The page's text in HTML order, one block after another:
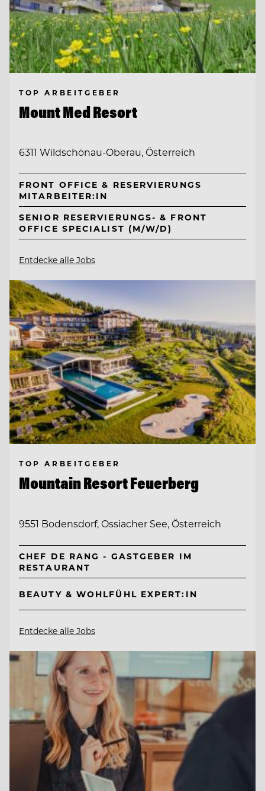
TOP ARBEITGEBER
Mount Med Resort
6311 Wildschönau-Oberau, Österreich
FRONT OFFICE & RESERVIERUNGS
MITARBEITER:IN
SENIOR RESERVIERUNGS- & FRONT
OFFICE SPECIALIST (M/W/D)
Entdecke alle Jobs
TOP ARBEITGEBER
Mountain Resort Feuerberg
9551 Bodensdorf, Ossiacher See, Österreich
CHEF DE RANG - GASTGEBER IM
RESTAURANT
BEAUTY & WOHLFÜHL EXPERT:IN
Entdecke alle Jobs